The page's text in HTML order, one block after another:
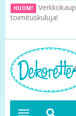
HUOM!
toimituskuluja!